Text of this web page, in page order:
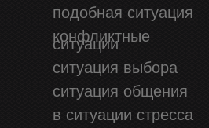
подобная ситуация
конфликтные
ситуации
ситуация выбора
ситуация общения
в ситуации стресса